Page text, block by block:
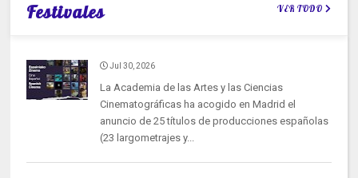
Festivales VER TODO
Jul 30, 2026
La Academia de las Artes y las Ciencias
Cinematográficas ha acogido en Madrid el
anuncio de 25 títulos de producciones españolas
(23 largometrajes y...